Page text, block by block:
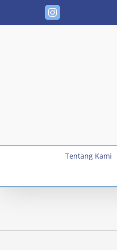
Instagram
Tentang Kami